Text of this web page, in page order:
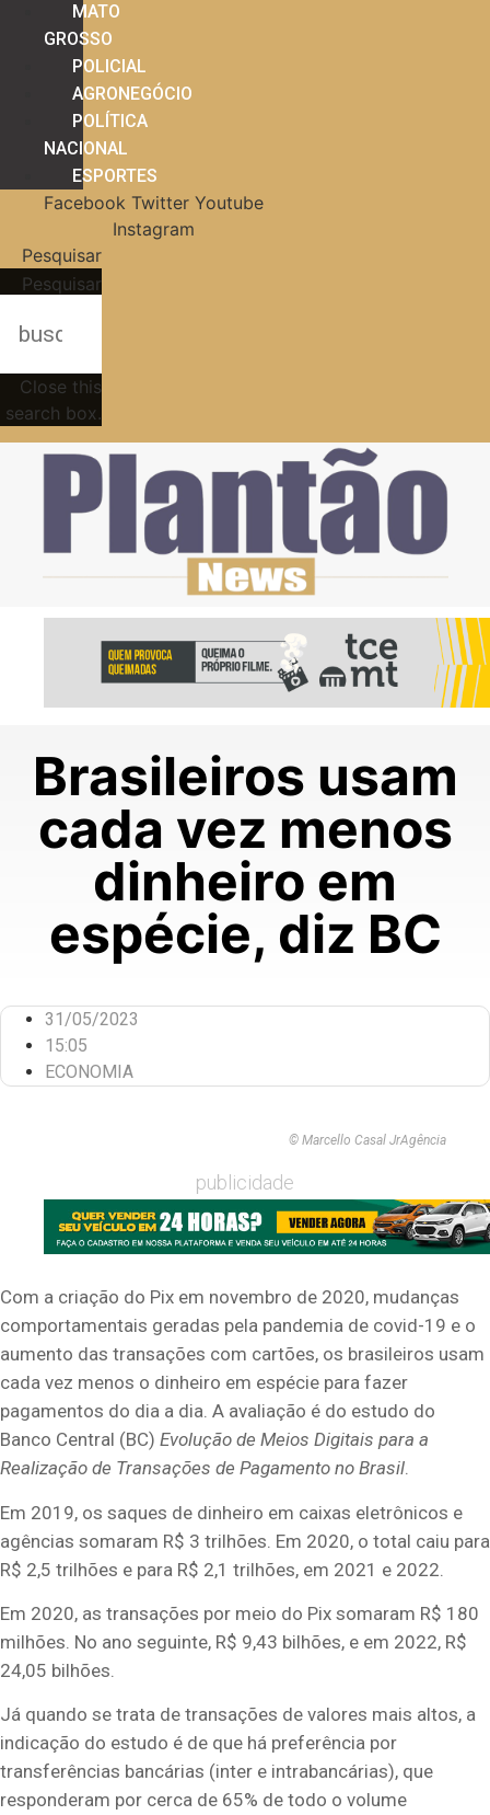
MATO
GROSSO
POLICIAL
AGRONEGÓCIO
POLÍTICA
NACIONAL
ESPORTES
Facebook Twitter Youtube
Instagram
Pesquisar
Pesquisar
Close this
search box.
Brasileiros usam
cada vez menos
dinheiro em
espécie, diz BC
31/05/2023
15:05
ECONOMIA
© Marcello Casal JrAgência
publicidade
Com a criação do Pix em novembro de 2020, mudanças
comportamentais geradas pela pandemia de covid-19 e o
aumento das transações com cartões, os brasileiros usam
cada vez menos o dinheiro em espécie para fazer
pagamentos do dia a dia. A avaliação é do estudo do
Banco Central (BC) Evolução de Meios Digitais para a
Realização de Transações de Pagamento no Brasil.
Em 2019, os saques de dinheiro em caixas eletrônicos e
agências somaram R$ 3 trilhões. Em 2020, o total caiu para
R$ 2,5 trilhões e para R$ 2,1 trilhões, em 2021 e 2022.
Em 2020, as transações por meio do Pix somaram R$ 180
milhões. No ano seguinte, R$ 9,43 bilhões, e em 2022, R$
24,05 bilhões.
Já quando se trata de transações de valores mais altos, a
indicação do estudo é de que há preferência por
transferências bancárias (inter e intrabancárias), que
responderam por cerca de 65% de todo o volume